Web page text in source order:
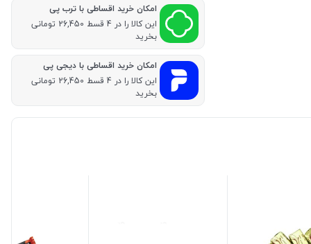
امکان خرید اقساطی با ترب پی
این کالا را در 4 قسط 26,450 تومانی
بخرید
امکان خرید اقساطی با دیجی پی
این کالا را در 4 قسط 26,450 تومانی
بخرید